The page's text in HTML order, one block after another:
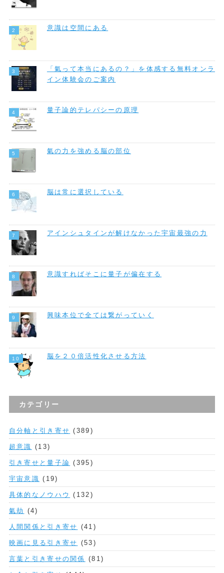
意識は空間にある
「氣って本当にあるの？」を体感する無料オンラ
イン体験会のご案内
量子論的テレパシーの原理
氣の力を強める脳の部位
脳は常に選択している
アインシュタインが解けなかった宇宙最強の力
意識すればそこに量子が偏在する
興味本位で全ては繋がっていく
脳を２０倍活性化させる方法
カテゴリー
自分軸と引き寄せ (389)
超意識 (13)
引き寄せと量子論 (395)
宇宙意識 (19)
具体的なノウハウ (132)
氣劫 (4)
人間関係と引き寄せ (41)
映画に見る引き寄せ (53)
言葉と引き寄せの関係 (81)